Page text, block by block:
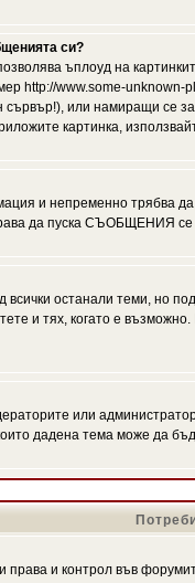
си?
ъплоуд на
http://www.some-
сървър!), или намиращи се
картинка,
и непременно трябва да
да пуска СЪОБЩЕНИЯ се
всички останали теми,
и тях, когато е
или
дадена тема може да
права и контрол във